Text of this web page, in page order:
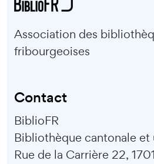
Association des
fribourgeoises
Contact
BiblioFR
Bibliothèque cantonale et
Rue de la Carrière 22,